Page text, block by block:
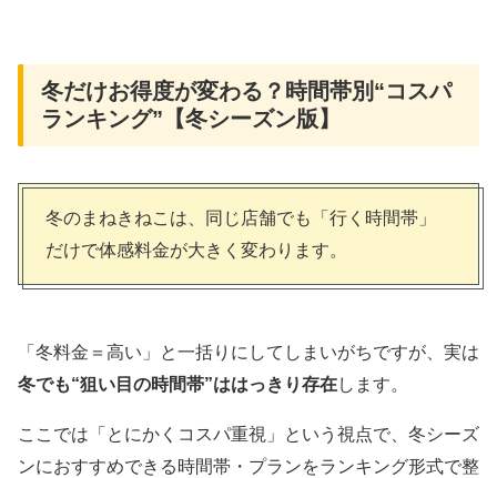
冬だけお得度が変わる？時間帯別“コスパ
ランキング”【冬シーズン版】
冬のまねきねこは、同じ店舗でも「行く時間帯」
だけで体感料金が大きく変わります。
「冬料金＝高い」と一括りにしてしまいがちですが、実は
冬でも“狙い目の時間帯”ははっきり存在します。
ここでは「とにかくコスパ重視」という視点で、冬シーズ
ンにおすすめできる時間帯・プランをランキング形式で整